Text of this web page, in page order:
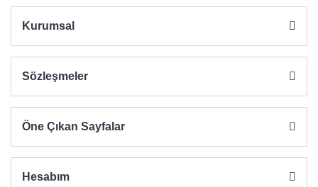
Kurumsal
Sözleşmeler
Öne Çıkan Sayfalar
Hesabım